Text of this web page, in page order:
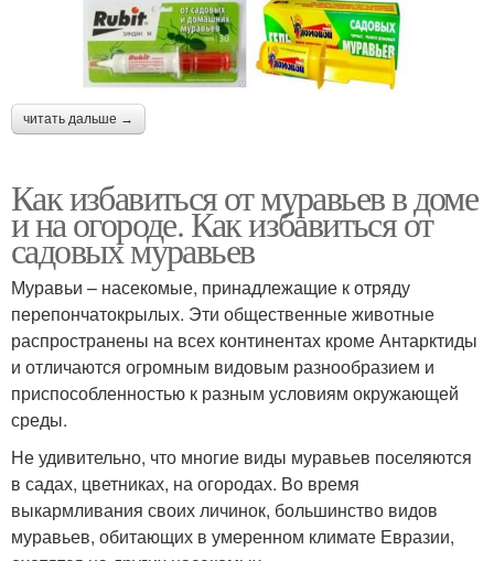
читать дальше →
Как избавиться от муравьев в доме
и на огороде. Как избавиться от
садовых муравьев
Муравьи – насекомые, принадлежащие к отряду
перепончатокрылых. Эти общественные животные
распространены на всех континентах кроме Антарктиды
и отличаются огромным видовым разнообразием и
приспособленностью к разным условиям окружающей
среды.
Не удивительно, что многие виды муравьев поселяются
в садах, цветниках, на огородах. Во время
выкармливания своих личинок, большинство видов
муравьев, обитающих в умеренном климате Евразии,